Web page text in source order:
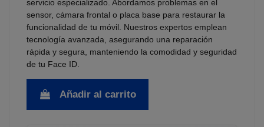
servicio especializado. Abordamos problemas en el
sensor, cámara frontal o placa base para restaurar la
funcionalidad de tu móvil. Nuestros expertos emplean
tecnología avanzada, asegurando una reparación
rápida y segura, manteniendo la comodidad y seguridad
de tu Face ID.
Añadir al carrito